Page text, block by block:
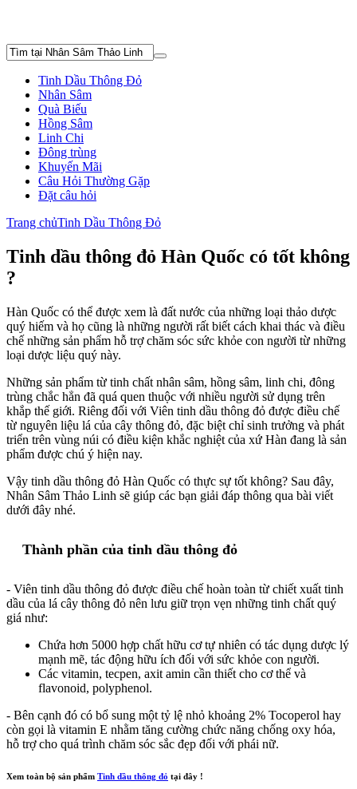
Tinh Dầu Thông Đỏ
Nhân Sâm
Quà Biếu
Hồng Sâm
Linh Chi
Đông trùng
Khuyến Mãi
Câu Hỏi Thường Gặp
Đặt câu hỏi
Trang chủTinh Dầu Thông Đỏ
Tinh dầu thông đỏ Hàn Quốc có tốt không
?
Hàn Quốc có thể được xem là đất nước của những loại thảo dược
quý hiếm và họ cũng là những người rất biết cách khai thác và điều
chế những sản phẩm hỗ trợ chăm sóc sức khỏe con người từ những
loại dược liệu quý này.
Những sản phẩm từ tinh chất nhân sâm, hồng sâm, linh chi, đông
trùng chắc hẳn đã quá quen thuộc với nhiều người sử dụng trên
khắp thế giới. Riêng đối với Viên tinh dầu thông đỏ được điều chế
từ nguyên liệu lá của cây thông đỏ, đặc biệt chỉ sinh trưởng và phát
triển trên vùng núi có điều kiện khắc nghiệt của xứ Hàn đang là sản
phẩm được chú ý hiện nay.
Vậy tinh dầu thông đỏ Hàn Quốc có thực sự tốt không? Sau đây,
Nhân Sâm Thảo Linh sẽ giúp các bạn giải đáp thông qua bài viết
dưới đây nhé.
Thành phần của tinh dầu thông đỏ
- Viên tinh dầu thông đỏ được điều chế hoàn toàn từ chiết xuất tinh
dầu của lá cây thông đỏ nên lưu giữ trọn vẹn những tinh chất quý
giá như:
Chứa hơn 5000 hợp chất hữu cơ tự nhiên có tác dụng dược lý
mạnh mẽ, tác động hữu ích đối với sức khỏe con người.
Các vitamin, tecpen, axit amin cần thiết cho cơ thể và
flavonoid, polyphenol.
- Bên cạnh đó có bổ sung một tỷ lệ nhỏ khoảng 2% Tocoperol hay
còn gọi là vitamin E nhằm tăng cường chức năng chống oxy hóa,
hỗ trợ cho quá trình chăm sóc sắc đẹp đối với phái nữ.
Xem toàn bộ sản phẩm Tinh dầu thông đỏ tại đây !